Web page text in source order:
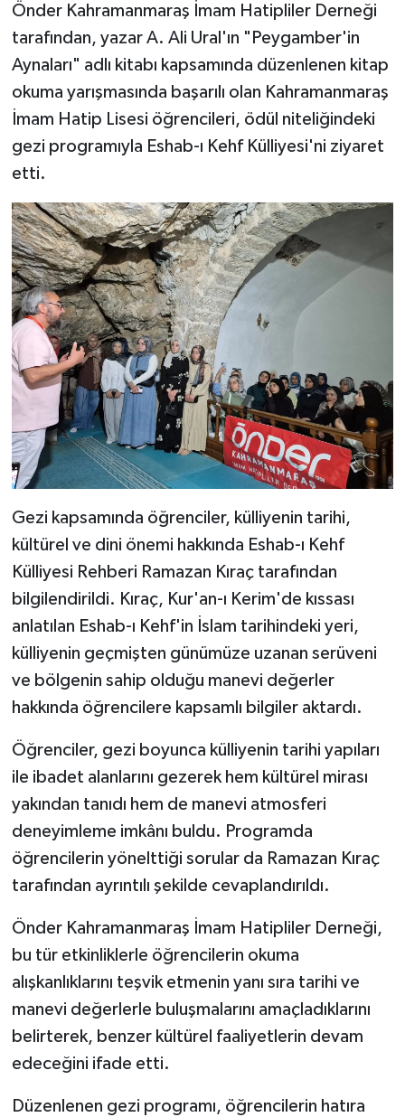
Önder Kahramanmaraş İmam Hatipliler Derneği
tarafından, yazar A. Ali Ural'ın "Peygamber'in
Aynaları" adlı kitabı kapsamında düzenlenen kitap
okuma yarışmasında başarılı olan Kahramanmaraş
İmam Hatip Lisesi öğrencileri, ödül niteliğindeki
gezi programıyla Eshab-ı Kehf Külliyesi'ni ziyaret
etti.
Gezi kapsamında öğrenciler, külliyenin tarihi,
kültürel ve dini önemi hakkında Eshab-ı Kehf
Külliyesi Rehberi Ramazan Kıraç tarafından
bilgilendirildi. Kıraç, Kur'an-ı Kerim'de kıssası
anlatılan Eshab-ı Kehf'in İslam tarihindeki yeri,
külliyenin geçmişten günümüze uzanan serüveni
ve bölgenin sahip olduğu manevi değerler
hakkında öğrencilere kapsamlı bilgiler aktardı.
Öğrenciler, gezi boyunca külliyenin tarihi yapıları
ile ibadet alanlarını gezerek hem kültürel mirası
yakından tanıdı hem de manevi atmosferi
deneyimleme imkânı buldu. Programda
öğrencilerin yönelttiği sorular da Ramazan Kıraç
tarafından ayrıntılı şekilde cevaplandırıldı.
Önder Kahramanmaraş İmam Hatipliler Derneği,
bu tür etkinliklerle öğrencilerin okuma
alışkanlıklarını teşvik etmenin yanı sıra tarihi ve
manevi değerlerle buluşmalarını amaçladıklarını
belirterek, benzer kültürel faaliyetlerin devam
edeceğini ifade etti.
Düzenlenen gezi programı, öğrencilerin hatıra